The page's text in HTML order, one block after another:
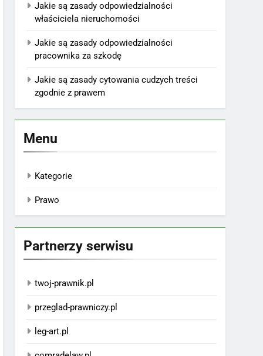
Jakie są zasady odpowiedzialności
właściciela nieruchomości
Jakie są zasady odpowiedzialności
pracownika za szkodę
Jakie są zasady cytowania cudzych treści
zgodnie z prawem
Menu
Kategorie
Prawo
Partnerzy serwisu
twoj-prawnik.pl
przeglad-prawniczy.pl
leg-art.pl